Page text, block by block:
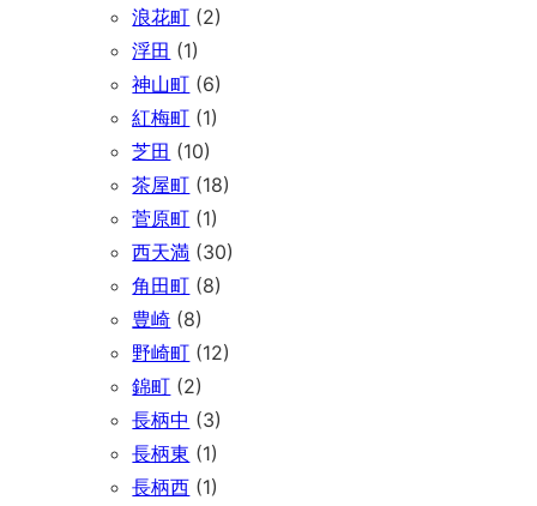
浪花町 (2)
浮田 (1)
神山町 (6)
紅梅町 (1)
芝田 (10)
茶屋町 (18)
菅原町 (1)
西天満 (30)
角田町 (8)
豊崎 (8)
野崎町 (12)
錦町 (2)
長柄中 (3)
長柄東 (1)
長柄西 (1)